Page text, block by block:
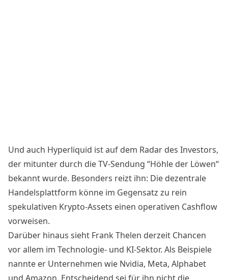
Und auch Hyperliquid ist auf dem Radar des Investors,
der mitunter durch die TV-Sendung “Höhle der Löwen“
bekannt wurde. Besonders reizt ihn: Die dezentrale
Handelsplattform könne im Gegensatz zu rein
spekulativen Krypto-Assets einen operativen Cashflow
vorweisen.
Darüber hinaus sieht Frank Thelen derzeit Chancen
vor allem im Technologie- und KI-Sektor. Als Beispiele
nannte er Unternehmen wie Nvidia, Meta, Alphabet